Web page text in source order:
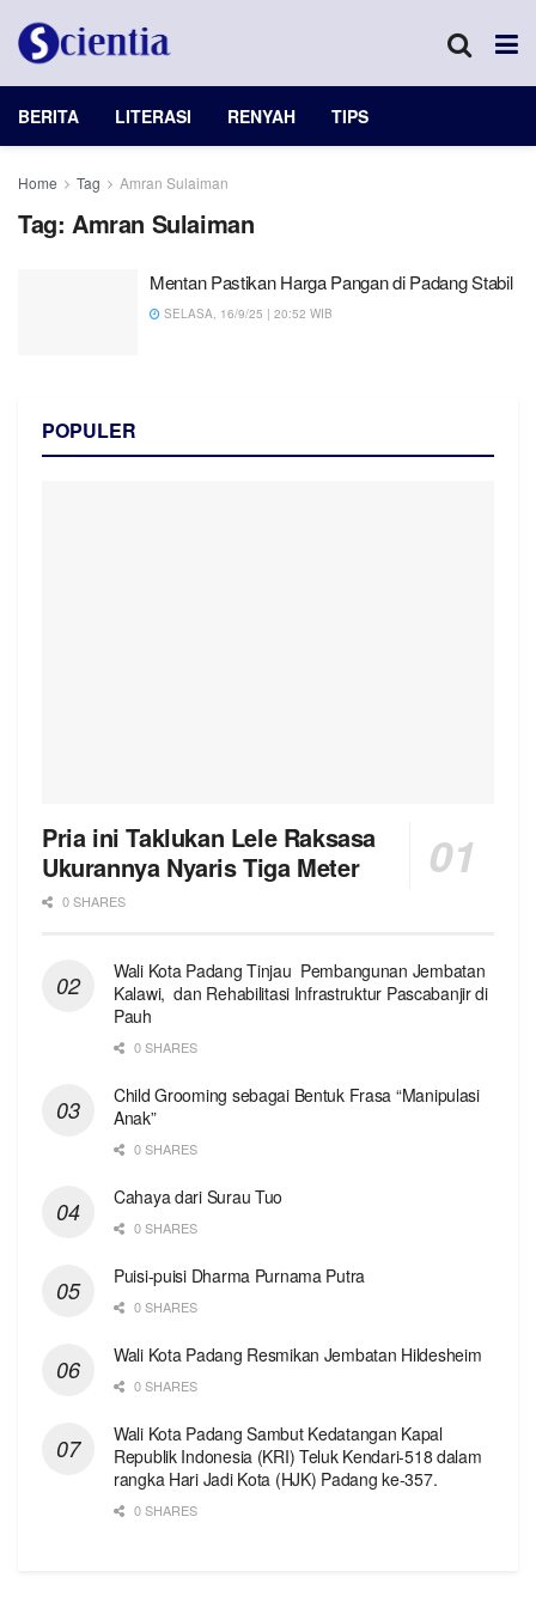
BERITA LITERASI RENYAH TIPS
Home Tag Amran Sulaiman
Tag: Amran Sulaiman
Mentan Pastikan Harga Pangan di Padang Stabil
SELASA, 16/9/25 | 20:52 WIB
POPULER
Pria ini Taklukan Lele Raksasa
Ukurannya Nyaris Tiga Meter
0 SHARES
Wali Kota Padang Tinjau Pembangunan Jembatan
Kalawi, dan Rehabilitasi Infrastruktur Pascabanjir di
Pauh
0 SHARES
Child Grooming sebagai Bentuk Frasa “Manipulasi
Anak”
0 SHARES
Cahaya dari Surau Tuo
0 SHARES
Puisi-puisi Dharma Purnama Putra
0 SHARES
Wali Kota Padang Resmikan Jembatan Hildesheim
0 SHARES
Wali Kota Padang Sambut Kedatangan Kapal
Republik Indonesia (KRI) Teluk Kendari-518 dalam
rangka Hari Jadi Kota (HJK) Padang ke-357.
0 SHARES